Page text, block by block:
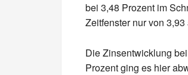
bei 3,48 Prozent im
Zeitfenster nur von
Die Zinsentwicklung
Prozent ging es hier